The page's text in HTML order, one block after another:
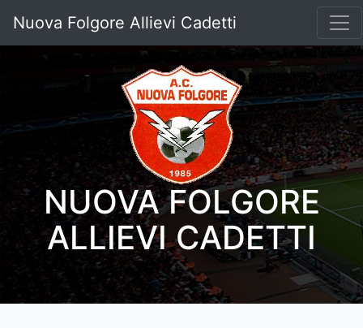
Nuova Folgore Allievi Cadetti
NUOVA FOLGORE
ALLIEVI CADETTI